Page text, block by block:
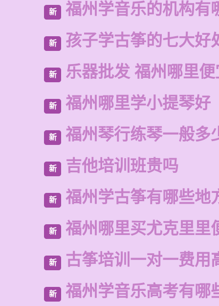
新 福州学音乐的机构有
新 孩子学古筝的七大好
新 乐器批发 福州哪里
新 福州哪里学小提琴好
新 福州琴行练琴一般多
新 吉他培训班贵吗
新 福州学古筝有哪些地
新 福州哪里买尤克里里
新 古筝培训一对一费用
新 福州学音乐高考有哪